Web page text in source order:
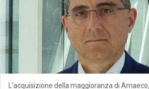
L'acquisizione della maggioranza di